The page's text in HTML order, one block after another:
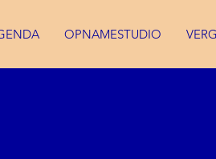
OPNAMESTUDIO